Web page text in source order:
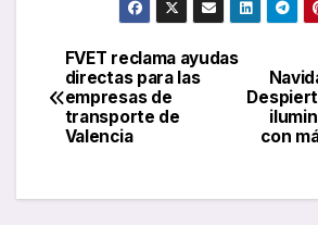
Navegación
de
con
FVET reclama ayudas
directas para las
empresas de
transporte de
Valencia